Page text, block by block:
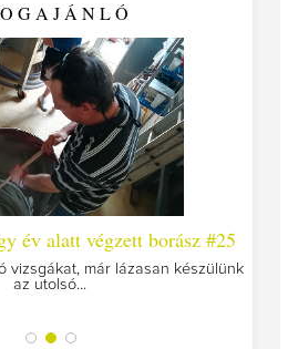
év alatt végzett borász #25
vizsgákat, már lázasan készülünk
az utolsó...